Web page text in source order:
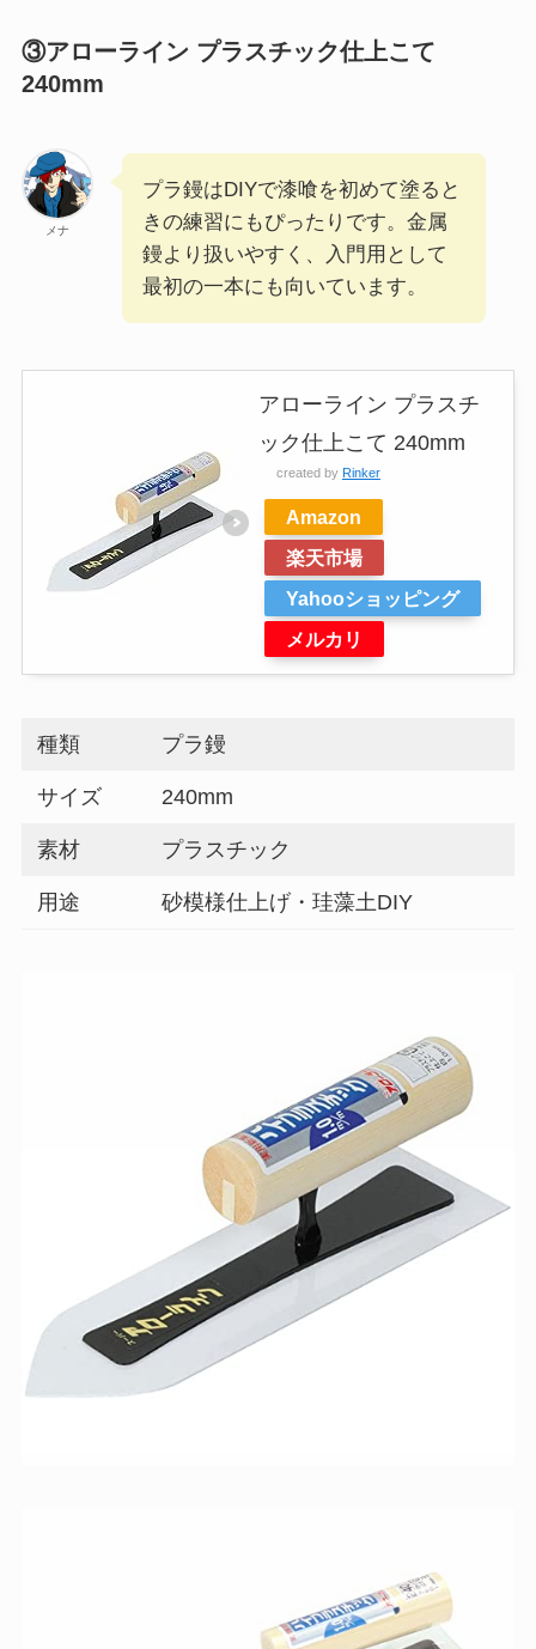
③アローライン プラスチック仕上こて
240mm
メナ
プラ鏝はDIYで漆喰を初めて塗ると
きの練習にもぴったりです。金属
鏝より扱いやすく、入門用として
最初の一本にも向いています。
アローライン プラスチ
ック仕上こて 240mm
created by Rinker
Amazon
楽天市場
Yahooショッピング
メルカリ
種類 プラ鏝
サイズ 240mm
素材 プラスチック
用途 砂模様仕上げ・珪藻土DIY